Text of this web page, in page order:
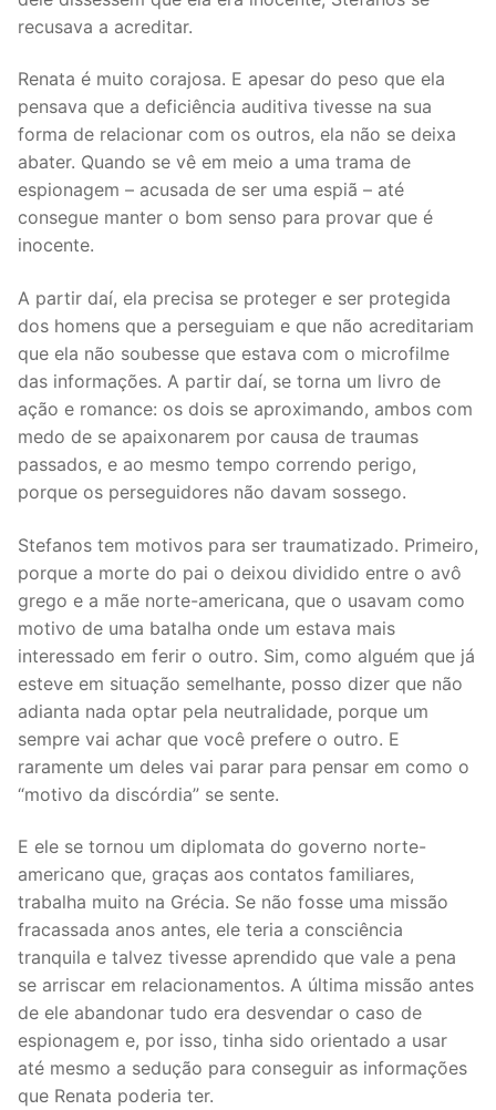
recusava a acreditar.
Renata é muito corajosa. E apesar do peso que ela
pensava que a deficiência auditiva tivesse na sua
forma de relacionar com os outros, ela não se deixa
abater. Quando se vê em meio a uma trama de
espionagem – acusada de ser uma espiã – até
consegue manter o bom senso para provar que é
inocente.
A partir daí, ela precisa se proteger e ser protegida
dos homens que a perseguiam e que não acreditariam
que ela não soubesse que estava com o microfilme
das informações. A partir daí, se torna um livro de
ação e romance: os dois se aproximando, ambos com
medo de se apaixonarem por causa de traumas
passados, e ao mesmo tempo correndo perigo,
porque os perseguidores não davam sossego.
Stefanos tem motivos para ser traumatizado. Primeiro,
porque a morte do pai o deixou dividido entre o avô
grego e a mãe norte-americana, que o usavam como
motivo de uma batalha onde um estava mais
interessado em ferir o outro. Sim, como alguém que já
esteve em situação semelhante, posso dizer que não
adianta nada optar pela neutralidade, porque um
sempre vai achar que você prefere o outro. E
raramente um deles vai parar para pensar em como o
“motivo da discórdia” se sente.
E ele se tornou um diplomata do governo norte-
americano que, graças aos contatos familiares,
trabalha muito na Grécia. Se não fosse uma missão
fracassada anos antes, ele teria a consciência
tranquila e talvez tivesse aprendido que vale a pena
se arriscar em relacionamentos. A última missão antes
de ele abandonar tudo era desvendar o caso de
espionagem e, por isso, tinha sido orientado a usar
até mesmo a sedução para conseguir as informações
que Renata poderia ter.